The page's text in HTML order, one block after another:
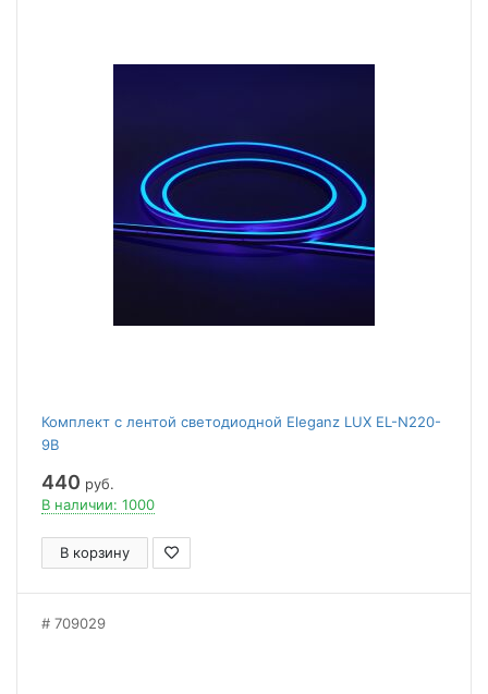
Комплект с лентой светодиодной Eleganz LUX EL-N220-
9B
440 руб.
В наличии: 1000
В корзину
709029